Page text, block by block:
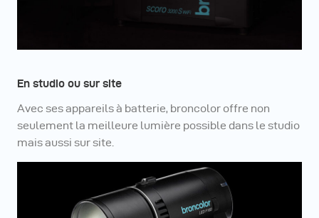
En studio ou sur site
Avec ses appareils à batterie, broncolor offre non
seulement la meilleure lumière possible dans le studio
mais aussi sur site.